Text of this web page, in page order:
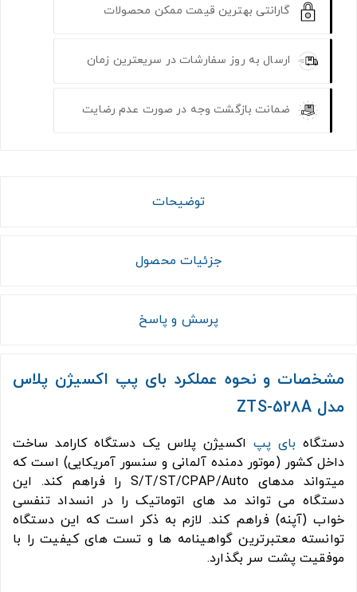
گارانتی بهترین قیمت ممکن محصولات
ارسال به روز سفارشات در سریعترین زمان
ضمانت بازگشت وجه در صورت عدم رضایت
توضیحات
جزئیات محصول
پرسش و پاسخ
مشخصات و نحوه عملکرد بای پپ اکسیژن پلاس
مدل ZTS-528A
دستگاه بای پپ اکسیژن پلاس یک دستگاه کارامد ساخت
داخل کشور (موتور دمنده آلمانی و سنسور آمریکایی) است که
میتواند مدهای S/T/ST/CPAP/Auto را فراهم کند. این
دستگاه می تواند مد های اتوماتیک را در انسداد تنفسی
خواب (آپنه) فراهم کند. لازم به ذکر است که این دستگاه
توانسته معتبرترین گواهینامه ها و تست های کیفیت را با
موفقیت پشت سر بگذارد.